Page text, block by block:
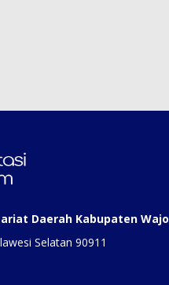
Daerah Kabupaten Wajo
Selatan 90911